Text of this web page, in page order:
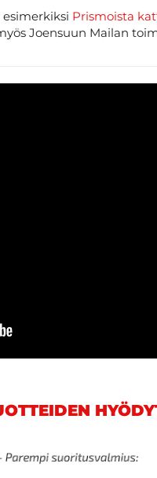
Prismoista
Joensuun Mailan